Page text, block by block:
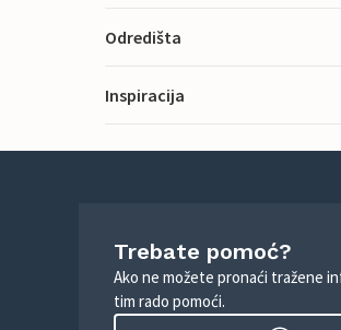
Odredišta
Inspiracija
Trebate pomoć?
Ako ne možete pronaći tražene
tim rado pomoći.